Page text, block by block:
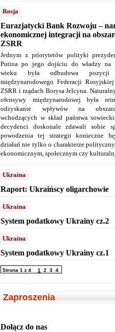
Rosja
Eurazjatycki Bank Rozwoju –
ekonomicznej integracji na
ZSRR
Jednym z priorytetów polityki
Putina po jego dojściu do władzy na
wieku była odbudowa
międzynarodowego Federacji
ZSRR i rządach Borysa Jelcyna.
ofensywy międzynarodowej była
odzyskanie wpływów na
wchodzących w skład państwa
decydenci doskonale zdawali sobie
powodzenia tej strategii konieczne
działań nie tylko o charakterze
ekonomicznym, społecznym czy
Ukraina
Raport: Ukraińscy oligarchowie
Ukraina
System podatkowy Ukrainy cz.2
Ukraina
System podatkowy Ukrainy cz.1
Strona 1 z 4 1 2 3 4
Zaproszenia
Dołącz do nas